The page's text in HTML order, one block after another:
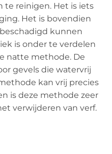
reinigen. Het is iets
Het is bovendien
kunnen
is onder te verdelen
natte methode. De
gevels die watervrij
kan vrij precies
is deze methode zeer
verwijderen van verf.